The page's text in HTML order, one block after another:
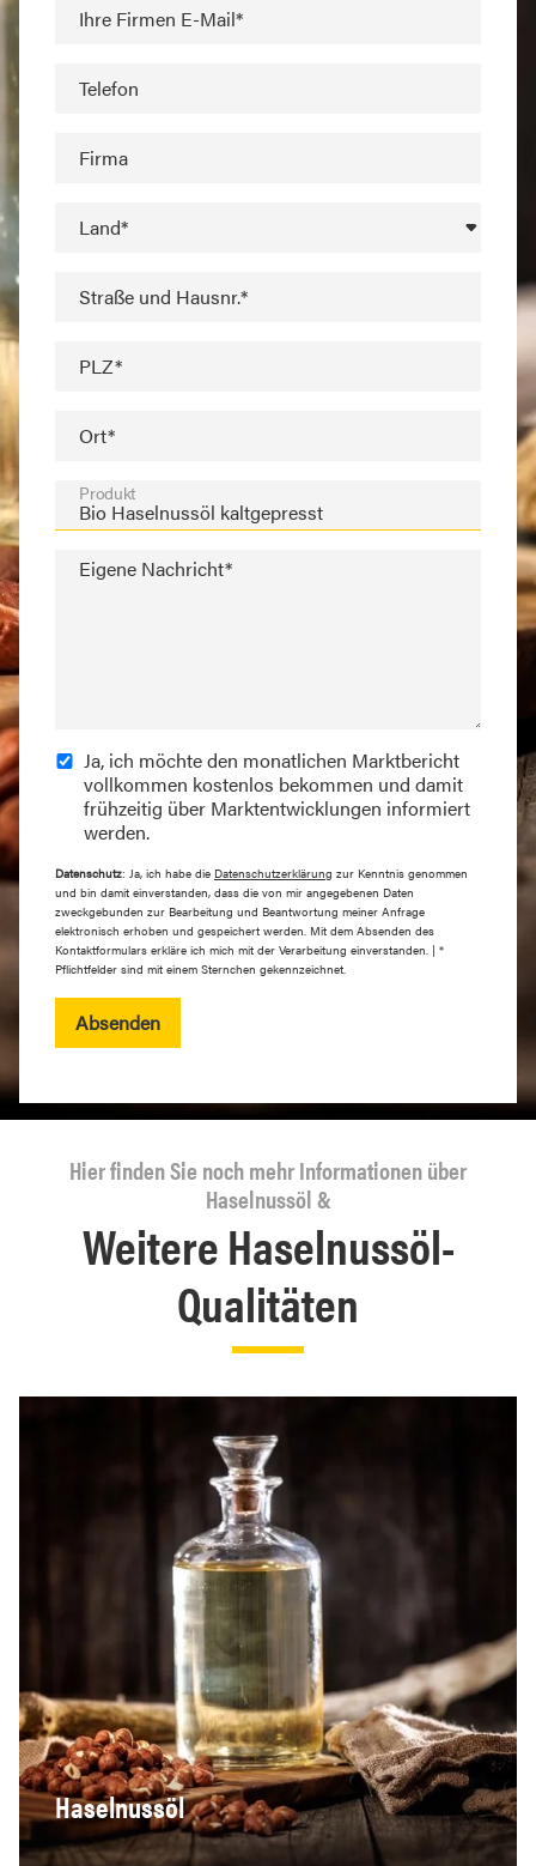
Ihre Firmen E-Mail*
Telefon
Firma
Land*
Straße und Hausnr.*
PLZ*
Ort*
Produkt
Eigene Nachricht*
Ja, ich möchte den monatlichen Marktbericht
vollkommen kostenlos bekommen und damit
frühzeitig über Marktentwicklungen informiert
werden.
Datenschutz: Ja, ich habe die Datenschutzerklärung zur Kenntnis genommen
und bin damit einverstanden, dass die von mir angegebenen Daten
zweckgebunden zur Bearbeitung und Beantwortung meiner Anfrage
elektronisch erhoben und gespeichert werden. Mit dem Absenden des
Kontaktformulars erkläre ich mich mit der Verarbeitung einverstanden. | *
Pflichtfelder sind mit einem Sternchen gekennzeichnet.
Absenden
Weitere Haselnussöl-
Qualitäten
Hier finden Sie noch mehr Informationen über
Haselnussöl &
Haselnussöl